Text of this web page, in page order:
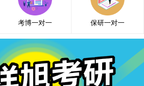
考博一对一 保研一对一